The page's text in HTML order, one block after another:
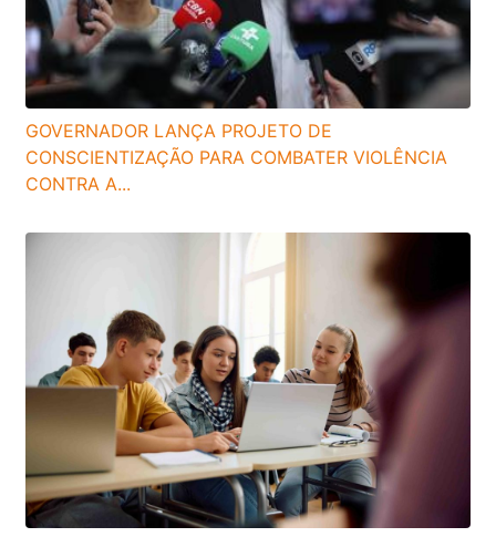
GOVERNADOR LANÇA PROJETO DE
CONSCIENTIZAÇÃO PARA COMBATER VIOLÊNCIA
CONTRA A...